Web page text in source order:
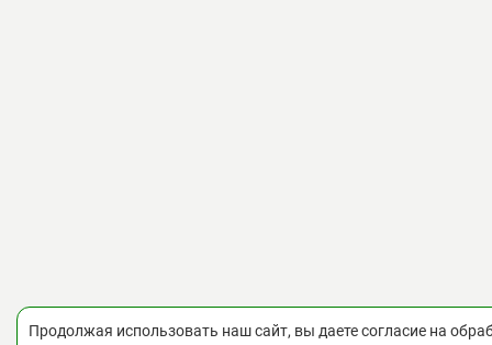
Продолжая использовать наш сайт, вы даете согласие на